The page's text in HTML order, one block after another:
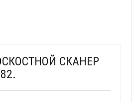
СКАНЕР